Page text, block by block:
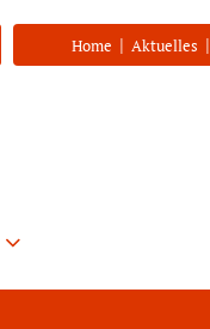
Home | Aktuelles |